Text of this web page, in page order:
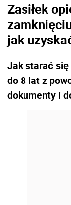
Zasiłek
jak
Jak starać się
do 8 lat z
dokumenty i